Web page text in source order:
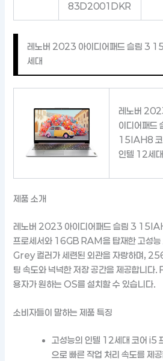
83D2001DKR
레노버 2023 아이디어패드 슬림 3
세대
레노버
이디어패드
15IAH8
인텔 12세대
제품 소개
레노버 2023 아이디어패드 슬림 3
프로세서와 16GB RAM을 탑재한 고성
Grey 컬러가 세련된 외관을 자랑하며,
팅 속도와 넉넉한 저장 공간을 제공합니
용자가 원하는 OS를 설치할 수 있습니다.
소비자들이 말하는 제품 특징
고성능의 인텔 12세대 코어 i5
으로 빠른 작업 처리 속도를 제